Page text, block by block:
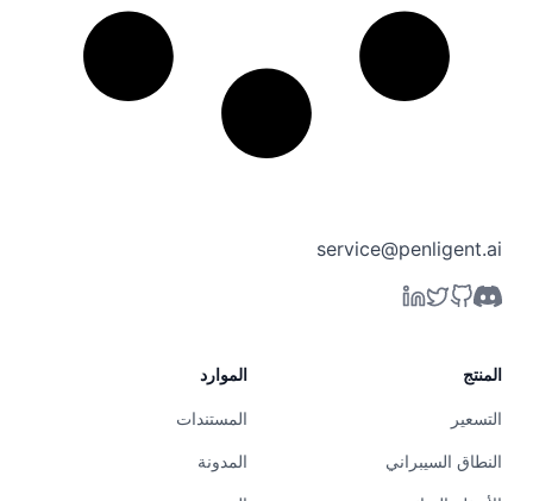
service@penligent.ai
المنتج
التسعير
النطاق السيبراني
الموارد
المستندات
المدونة